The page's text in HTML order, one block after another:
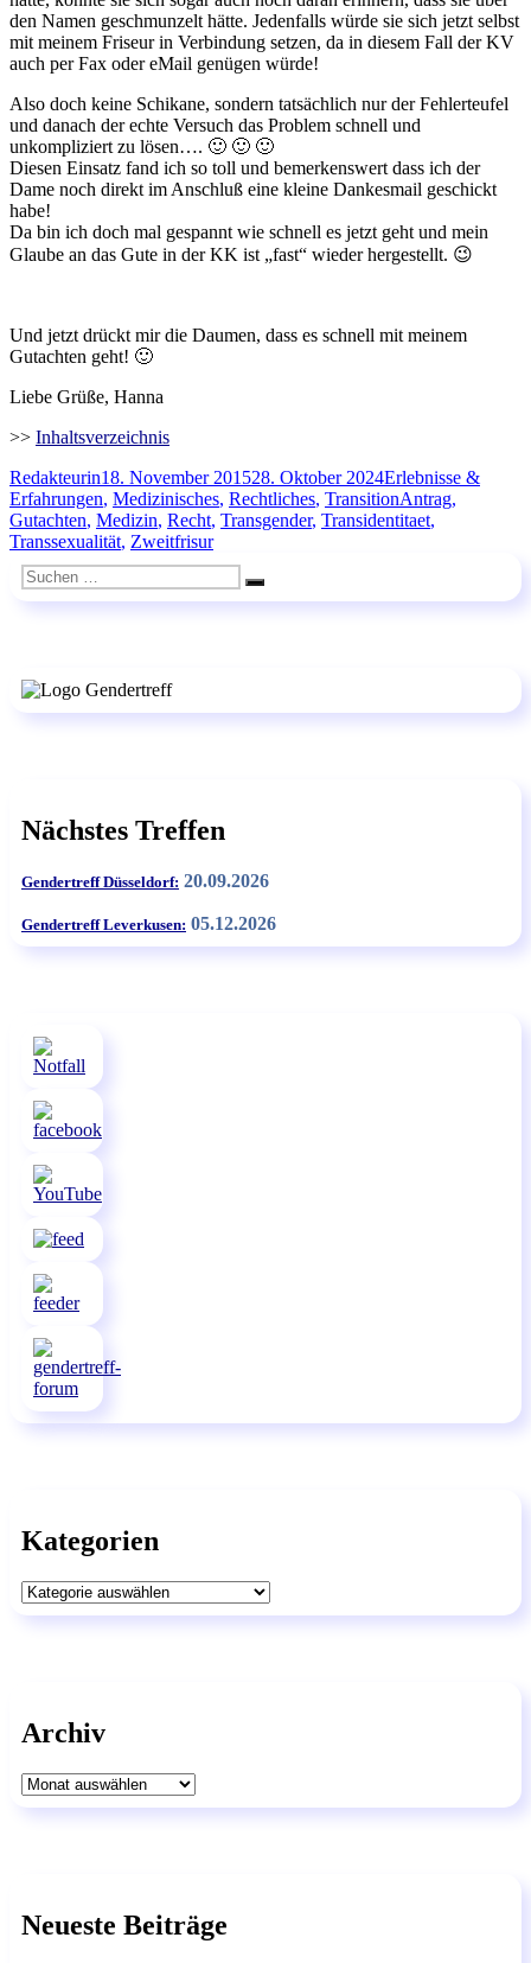
den Namen geschmunzelt hätte. Jedenfalls würde sie sich jetzt selbst
mit meinem Friseur in Verbindung setzen, da in diesem Fall der KV
auch per Fax oder eMail genügen würde!
Also doch keine Schikane, sondern tatsächlich nur der Fehlerteufel
und danach der echte Versuch das Problem schnell und
unkompliziert zu lösen…. 🙂 🙂 🙂
Diesen Einsatz fand ich so toll und bemerkenswert dass ich der
Dame noch direkt im Anschluß eine kleine Dankesmail geschickt
habe!
Da bin ich doch mal gespannt wie schnell es jetzt geht und mein
Glaube an das Gute in der KK ist „fast“ wieder hergestellt. 😉
Und jetzt drückt mir die Daumen, dass es schnell mit meinem
Gutachten geht! 🙂
Liebe Grüße, Hanna
>> Inhaltsverzeichnis
Autor
RedakteurinVeröffentlicht
am
18. November 201528. Oktober 2024Kategorien
Erlebnisse &
Erfahrungen, Medizinisches, Rechtliches, TransitionSchlagwörter
Antrag,
Gutachten, Medizin, Recht, Transgender, Transidentitaet,
Transsexualität, Zweitfrisur
Suchen
nach:
Suchen
Nächstes Treffen
Gendertreff Düsseldorf: 20.09.2026
Gendertreff Leverkusen: 05.12.2026
Kategorien
Kategorien
Archiv
Archiv
Neueste Beiträge